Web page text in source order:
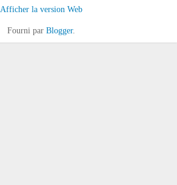
Afficher la version Web
Fourni par Blogger.